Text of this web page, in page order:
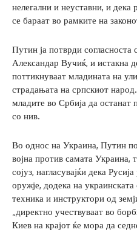
нелегални и неуставни, и дека
се бараат во рамките на
Путин ја потврди согласноста
Александар Вучиќ, и истакна
поттикнуваат младината на
страдањата на српскиот
младите во Србија да останат
со нив.
Во однос на Украина, Путин
војна против самата
сојуз, нагласувајќи дека
оружје, додека на
техника и инструктори од
„директно учествуваат во
Киев на крајот ќе мора да